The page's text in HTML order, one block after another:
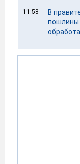
11:58
В
пошлины